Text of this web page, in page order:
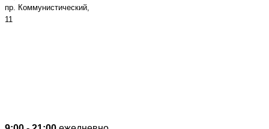
пр. Коммунистический,
11